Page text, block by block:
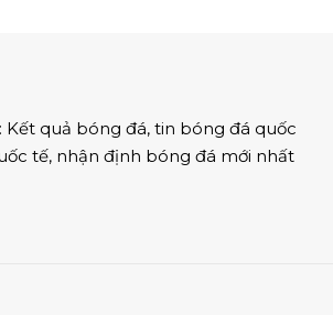
: Kết quả bóng đá, tin bóng đá quốc
tế, nhận định bóng đá mới nhất